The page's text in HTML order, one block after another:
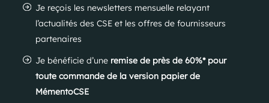
Je reçois les newsletters mensuelle relayant
l’actualités des CSE et les offres de fournisseurs
partenaires
Je bénéficie d’une remise de près de 60%* pour
toute commande de la version papier de
MémentoCSE